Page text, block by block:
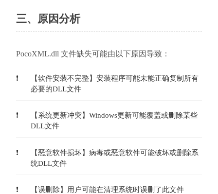
三、原因分析
PocoXML.dll 文件缺失可能由以下原因导致：
【软件安装不完整】安装程序可能未能正确复制所有
必要的DLL文件
【系统更新冲突】Windows更新可能覆盖或删除某些
DLL文件
【恶意软件损坏】病毒或恶意软件可能破坏或删除系
统DLL文件
【误删除】用户可能在清理系统时误删了此文件